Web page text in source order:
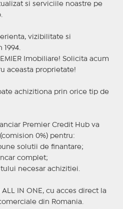
si serviciile noastre pe
vizibilitate si
Imobiliare! Solicita acum
aceasta proprietate!
achizitiona prin orice tip de
Premier Credit Hub va
0%) pentru:
solutii de finantare;
complet;
necesar achizitiei.
IN ONE, cu acces direct la
din Romania.